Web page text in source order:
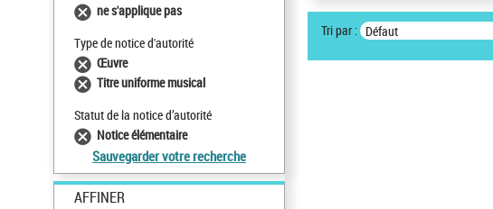
ne s'applique pas
Type de notice d'autorité
Œuvre
Titre uniforme musical
Statut de la notice d’autorité
Notice élémentaire
Sauvegarder votre recherche
AFFINER
Tri par : Défaut